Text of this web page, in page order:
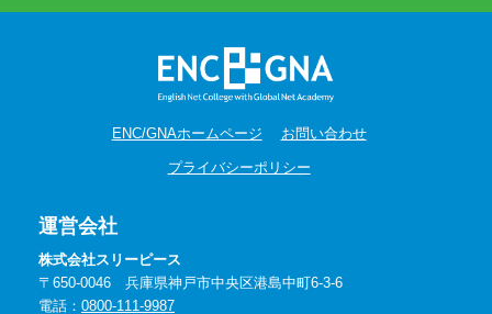
ENC/GNAホームページ お問い合わせ
プライバシーポリシー
運営会社
株式会社スリーピース
〒650-0046 兵庫県神戸市中央区港島中町6-3-6
電話： 0800-111-9987